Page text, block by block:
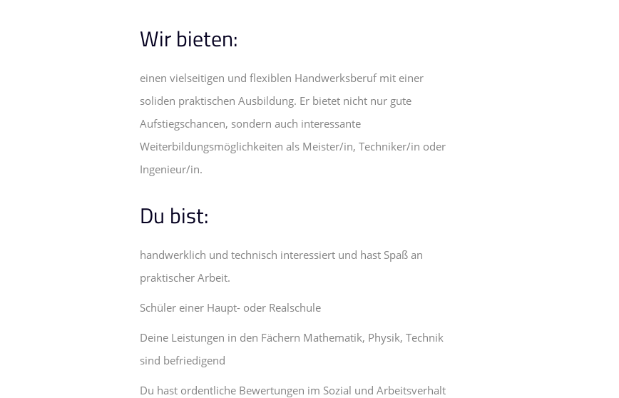
Wir bieten:
einen vielseitigen und flexiblen Handwerksberuf mit einer
soliden praktischen Ausbildung. Er bietet nicht nur gute
Aufstiegschancen, sondern auch interessante
Weiterbildungsmöglichkeiten als Meister/in, Techniker/in oder
Ingenieur/in.
Du bist:
handwerklich und technisch interessiert und hast Spaß an
praktischer Arbeit.
Schüler einer Haupt- oder Realschule
Deine Leistungen in den Fächern Mathematik, Physik, Technik
sind befriedigend
Du hast ordentliche Bewertungen im Sozial und Arbeitsverhalt